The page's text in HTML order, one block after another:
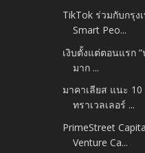
TikTok ร่วมกับกรุ
Smart Peo...
เงิบตั้งแต่ตอนแรก
มาก ...
มาคาเลียส แนะ
ทราเวลเลอร์ ...
PrimeStreet
Venture Ca...